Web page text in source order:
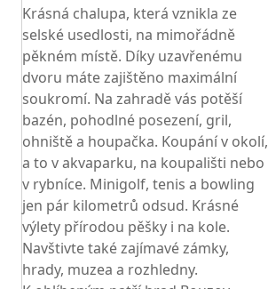
Krásná chalupa, která vznikla ze
selské usedlosti, na mimořádně
pěkném místě. Díky uzavřenému
dvoru máte zajištěno maximální
soukromí. Na zahradě vás potěší
bazén, pohodlné posezení, gril,
ohniště a houpačka. Koupání v okolí,
a to v akvaparku, na koupališti nebo
v rybníce. Minigolf, tenis a bowling
jen pár kilometrů odsud. Krásné
výlety přírodou pěšky i na kole.
Navštivte také zajímavé zámky,
hrady, muzea a rozhledny.